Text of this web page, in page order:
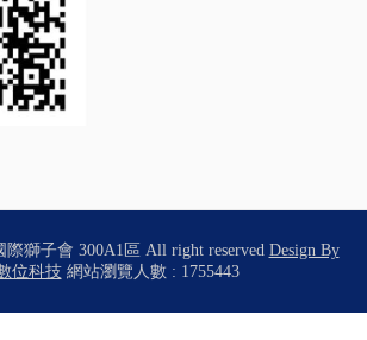
獅子會 300A1區 All right reserved Design By
位科技網站瀏覽人數 : 1755443